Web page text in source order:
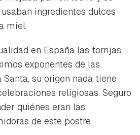
ingredientes dulces
miel.
en España las torrijas
exponentes de las
su origen nada tiene
religiosas. Seguro
quiénes eran las
de este postre